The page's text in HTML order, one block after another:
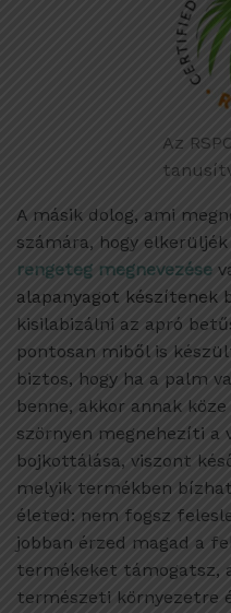
Az
A másik dolog, ami
számára, hogy
rengeteg megnevezése
alapanyagot készítenek
kisilabizálni az apró
pontosan miből is
biztos, hogy ha a palm
benne, akkor annak
szörnyen megnehezíti a
bojkottálása, viszont
melyik termékben
életed: nem fogsz
jobban érzed magad a
termékeket támogatsz,
természeti környezetre